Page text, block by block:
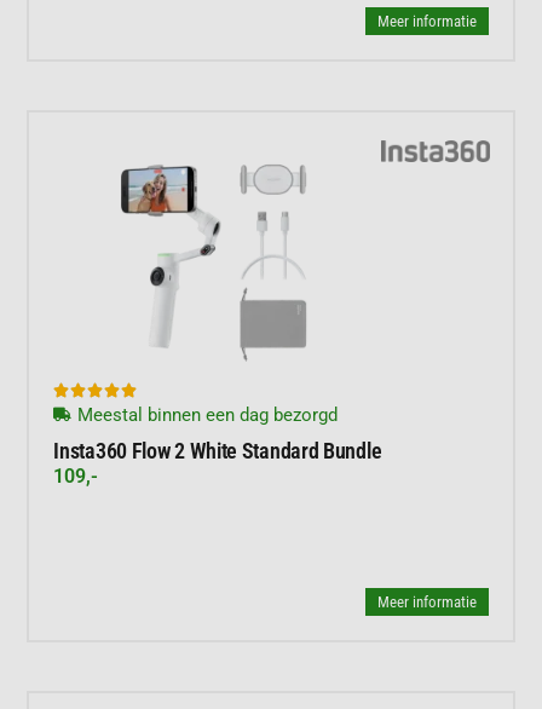
Meer informatie

Meestal binnen een dag bezorgd
Insta360 Flow 2 White Standard Bundle
109,-
Meer informatie